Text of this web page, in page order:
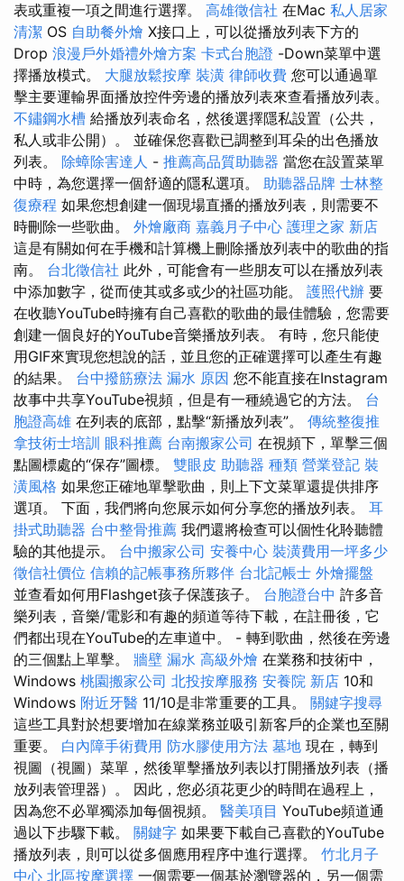
表或重複一項之間進行選擇。 高雄徵信社 在Mac 私人居家
清潔 OS 自助餐外燴 X接口上，可以從播放列表下方的
Drop 浪漫戶外婚禮外燴方案 卡式台胞證 -Down菜單中選
擇播放模式。 大腿放鬆按摩 裝潢 律師收費 您可以通過單
擊主要運輸界面播放控件旁邊的播放列表來查看播放列表。
不鏽鋼水槽 給播放列表命名，然後選擇隱私設置（公共，
私人或非公開）。 並確保您喜歡已調整到耳朵的出色播放
列表。 除蟑除害達人 - 推薦高品質助聽器 當您在設置菜單
中時，為您選擇一個舒適的隱私選項。 助聽器品牌 士林整
復療程 如果您想創建一個現場直播的播放列表，則需要不
時刪除一些歌曲。 外燴廠商 嘉義月子中心 護理之家 新店
這是有關如何在手機和計算機上刪除播放列表中的歌曲的指
南。 台北徵信社 此外，可能會有一些朋友可以在播放列表
中添加數字，從而使其或多或少的社區功能。 護照代辦 要
在收聽YouTube時擁有自己喜歡的歌曲的最佳體驗，您需要
創建一個良好的YouTube音樂播放列表。 有時，您只能使
用GIF來實現您想說的話，並且您的正確選擇可以產生有趣
的結果。 台中撥筋療法 漏水 原因 您不能直接在Instagram
故事中共享YouTube視頻，但是有一種繞過它的方法。 台
胞證高雄 在列表的底部，點擊“新播放列表”。 傳統整復推
拿技術士培訓 眼科推薦 台南搬家公司 在視頻下，單擊三個
點圖標處的“保存”圖標。 雙眼皮 助聽器 種類 營業登記 裝
潢風格 如果您正確地單擊歌曲，則上下文菜單還提供排序
選項。 下面，我們將向您展示如何分享您的播放列表。 耳
掛式助聽器 台中整骨推薦 我們還將檢查可以個性化聆聽體
驗的其他提示。 台中搬家公司 安養中心 裝潢費用一坪多少
徵信社價位 信賴的記帳事務所夥伴 台北記帳士 外燴擺盤
並查看如何用Flashget孩子保護孩子。 台胞證台中 許多音
樂列表，音樂/電影和有趣的頻道等待下載，在註冊後，它
們都出現在YouTube的左車道中。 - 轉到歌曲，然後在旁邊
的三個點上單擊。 牆壁 漏水 高級外燴 在業務和技術中，
Windows 桃園搬家公司 北投按摩服務 安養院 新店 10和
Windows 附近牙醫 11/10是非常重要的工具。 關鍵字搜尋
這些工具對於想要增加在線業務並吸引新客戶的企業也至關
重要。 白內障手術費用 防水膠使用方法 墓地 現在，轉到
視圖（視圖）菜單，然後單擊播放列表以打開播放列表（播
放列表管理器）。 因此，您必須花更少的時間在過程上，
因為您不必單獨添加每個視頻。 醫美項目 YouTube頻道通
過以下步驟下載。 關鍵字 如果要下載自己喜歡的YouTube
播放列表，則可以從多個應用程序中進行選擇。 竹北月子
中心 北區按摩選擇 一個需要一個基於瀏覽器的，另一個需